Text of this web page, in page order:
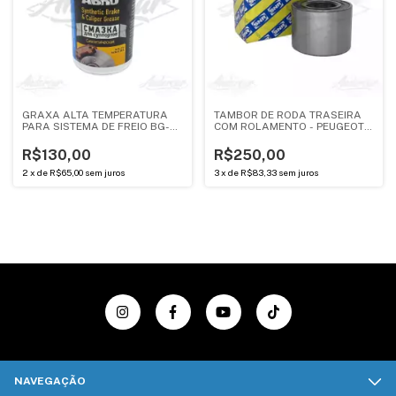
GRAXA ALTA TEMPERATURA
PARA SISTEMA DE FREIO BG-
R$130,00
2 x de R$65,00 sem juros
TAMBOR DE RODA TRASEIRA
COM ROLAMENTO - PEUGEOT
ANDERCAR
R$250,00
3 x de R$83,33 sem juros
NAVEGAÇÃO